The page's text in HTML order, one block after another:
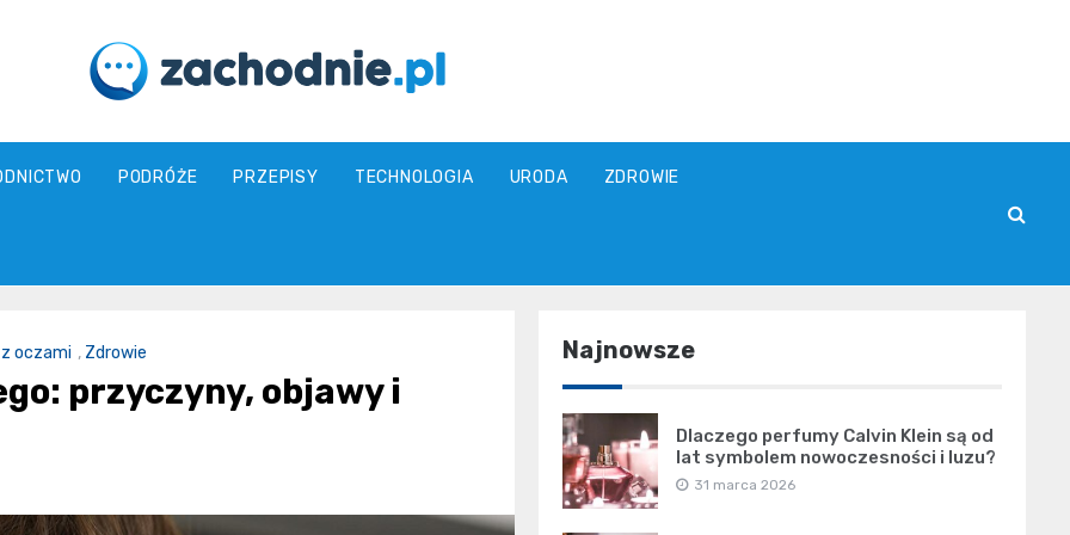
zachodnie.pl
PODRÓŻE PRZEPISY TECHNOLOGIA URODA ZDROWIE
oczami , Zdrowie
przyczyny, objawy i
Najnowsze
Dlaczego perfumy Calvin Klein są od
lat symbolem nowoczesności i luzu?
31 marca 2026